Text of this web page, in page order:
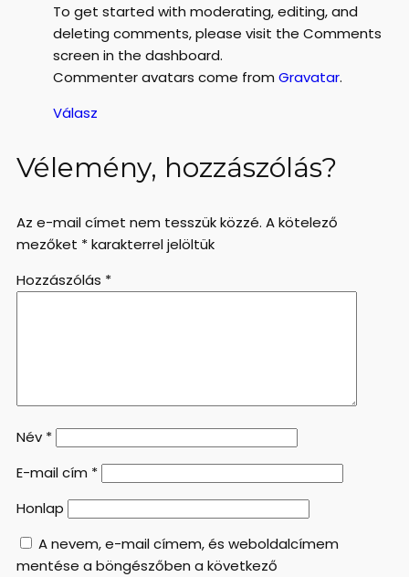
To get started with moderating, editing, and
deleting comments, please visit the Comments
screen in the dashboard.
Commenter avatars come from Gravatar.
Válasz
Vélemény, hozzászólás?
Az e-mail címet nem tesszük közzé. A kötelező
mezőket *karakterrel jelöltük
Hozzászólás *
Név *
E-mail cím *
Honlap
A nevem, e-mail címem, és weboldalcímem
mentése a böngészőben a következő